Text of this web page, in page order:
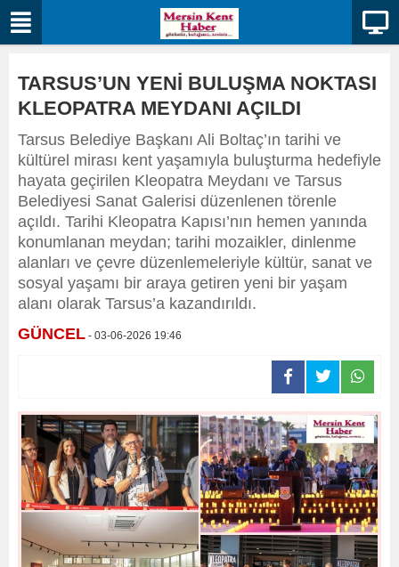
TARSUS’UN YENİ BULUŞMA NOKTASI
KLEOPATRA MEYDANI AÇILDI
Tarsus Belediye Başkanı Ali Boltaç’ın tarihi ve
kültürel mirası kent yaşamıyla buluşturma hedefiyle
hayata geçirilen Kleopatra Meydanı ve Tarsus
Belediyesi Sanat Galerisi düzenlenen törenle
açıldı. Tarihi Kleopatra Kapısı’nın hemen yanında
konumlanan meydan; tarihi mozaikler, dinlenme
alanları ve çevre düzenlemeleriyle kültür, sanat ve
sosyal yaşamı bir araya getiren yeni bir yaşam
alanı olarak Tarsus’a kazandırıldı.
GÜNCEL - 03-06-2026 19:46